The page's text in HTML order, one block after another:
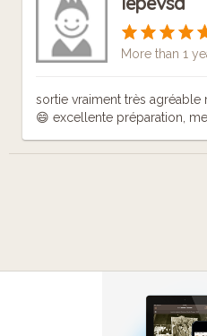
More than 1
sortie vraiment très
😄 excellente préparation,